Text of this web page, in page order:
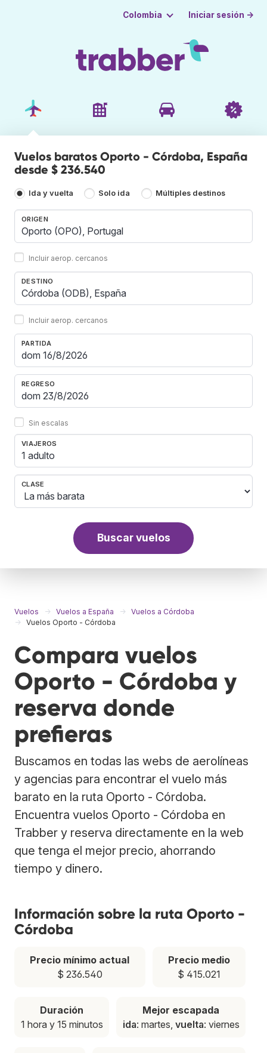
Colombia Iniciar sesión →
Vuelos baratos Oporto - Córdoba, España
desde $ 236.540
Ida y vuelta Solo ida Múltiples destinos
ORIGEN
Incluir aerop. cercanos
DESTINO
Incluir aerop. cercanos
PARTIDA
REGRESO
Sin escalas
VIAJEROS
1 adulto
CLASE
Buscar vuelos
Vuelos Vuelos a España
Vuelos a Córdoba
Vuelos Oporto - Córdoba
Compara vuelos
Oporto - Córdoba y
reserva donde
prefieras
Buscamos en todas las webs de aerolíneas
y agencias para encontrar el vuelo más
barato en la ruta Oporto - Córdoba.
Encuentra vuelos Oporto - Córdoba en
Trabber y reserva directamente en la web
que tenga el mejor precio, ahorrando
tiempo y dinero.
Información sobre la ruta Oporto -
Córdoba
Precio mínimo actual
$ 236.540
Precio medio
$ 415.021
Duración
1 hora y 15 minutos
Mejor escapada
ida: martes, vuelta: viernes